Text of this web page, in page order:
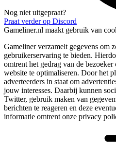
Nog niet uitgepraat?
Praat verder op Discord
Gameliner.nl maakt gebruik van
Gameliner verzamelt gegevens om
gebruikerservaring te bieden.
omtrent het gedrag van de
website te optimaliseren. Door het
adverteerders in staat om
jouw interesses. Daarbij kunnen
Twitter, gebruik maken van
berichten te reageren en deze
informatie omtrent onze privacy